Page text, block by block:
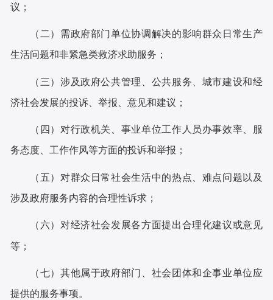
议；
（二）需政府部门单位协调解决的影响群众日常生产
生活问题和非紧急类救济求助服务；
（三）涉及政府公共管理、公共服务、城市建设和经
济社会发展的投诉、举报、意见和建议；
（四）对行政机关、事业单位工作人员办事效率、服
务态度、工作作风等方面的投诉和举报；
（五）对群众日常社会生活中的热点、难点问题以及
涉及政府服务内容的合理性诉求；
（六）对经济社会发展各方面提出合理化建议或意见
等；
（七）其他属于政府部门、社会团体和企事业单位应
提供的服务事项。